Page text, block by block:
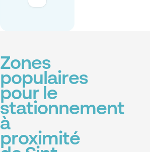
Zones
populaires
pour le
stationnement
à
proximité